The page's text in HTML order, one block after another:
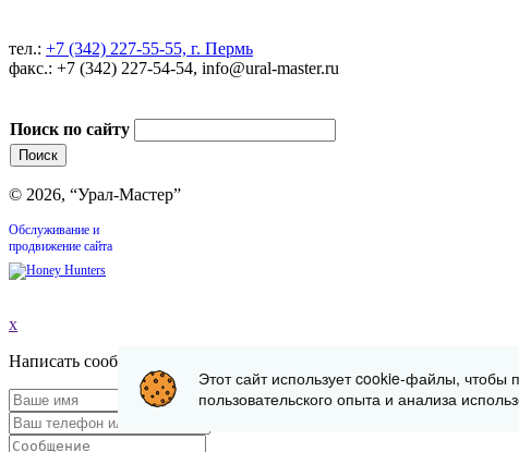
тел.: +7 (342) 227-55-55, г. Пермь
факс.: +7 (342) 227-54-54, info@ural-master.ru
Поиск по сайту
© 2026, “Урал-Мастер”
Обслуживание и
продвижение сайта
x
Написать сообщение
Этот сайт использует cookie-файлы, чтобы
пользовательского опыта и анализа